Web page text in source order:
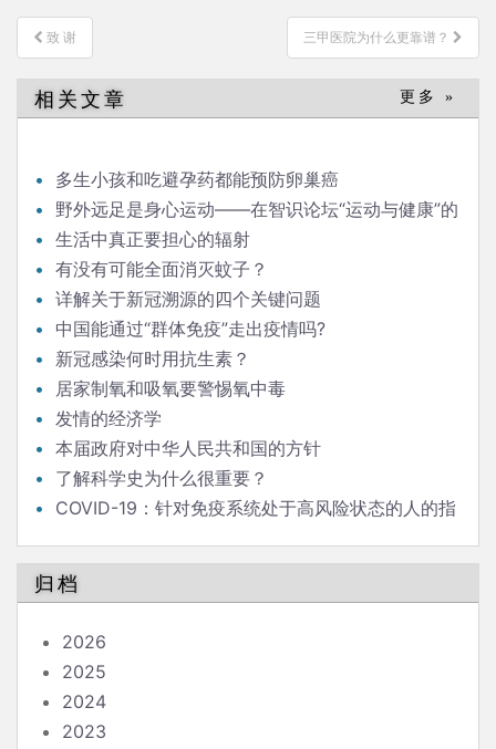
文
章
导
航
致 谢 三甲医院为什么更靠谱？
相关文章 更多 »
多生小孩和吃避孕药都能预防卵巢癌
野外远足是身心运动——在智识论坛“运动与健康”的
发言生活中真正要担心的辐射
有没有可能全面消灭蚊子？
详解关于新冠溯源的四个关键问题
中国能通过“群体免疫”走出疫情吗?
新冠感染何时用抗生素？
居家制氧和吸氧要警惕氧中毒
发情的经济学
本届政府对中华人民共和国的方针
了解科学史为什么很重要？
COVID-19：针对免疫系统处于高风险状态的人的指
归档
2026
2025
2024
2023